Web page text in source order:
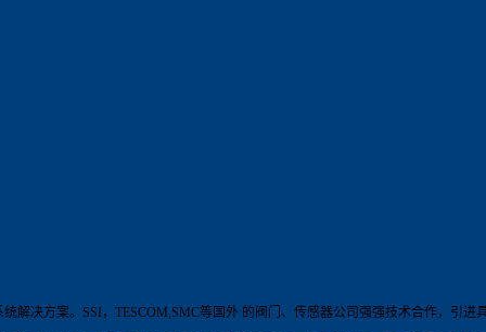
解决方案。 SSI，TESCOM,SMC等国外 的阀门、传感器公司强强技术合作，引进